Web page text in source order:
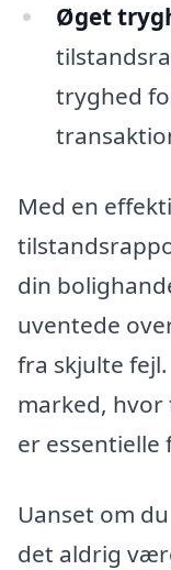
Øget
tryghed
Med en
din
uventede
fra skjulte
marked, hvor
er essentielle
Uanset om
det aldrig